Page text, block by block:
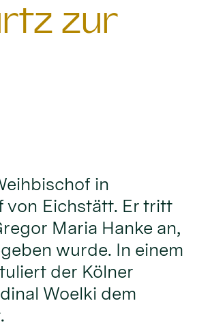
zur
in
von Eichstätt. Er tritt
Maria Hanke an,
wurde. In einem
der Kölner
Woelki dem